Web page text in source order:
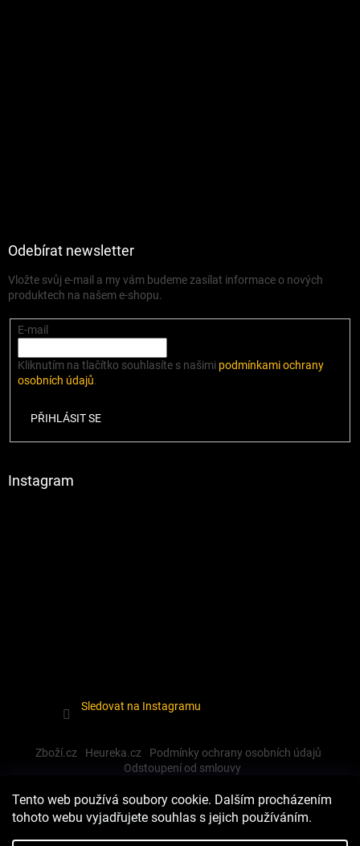
Tento web používá soubory cookie. Dalším procházením
tohoto webu vyjadřujete souhlas s jejich používáním.
Odebírat newsletter
Vložte svůj e-mail a my vám budeme zasílat informace o nových
produktech na našem e-shopu.
E-mail
Kliknutím na tlačítko souhlasíte s našimi podmínkami ochrany
osobních údajů.
PŘIHLÁSIT SE
Instagram
Sledovat na Instagramu
Zboží.cz Heureka.cz
Podmínky ochrany osobních údajů
Odstoupení od smlouvy